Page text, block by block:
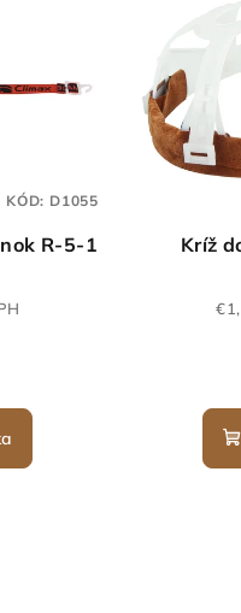
R-5-1
KÓD: D1055
Kríž